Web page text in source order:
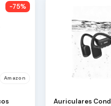
-75%
Amazon
Auriculares